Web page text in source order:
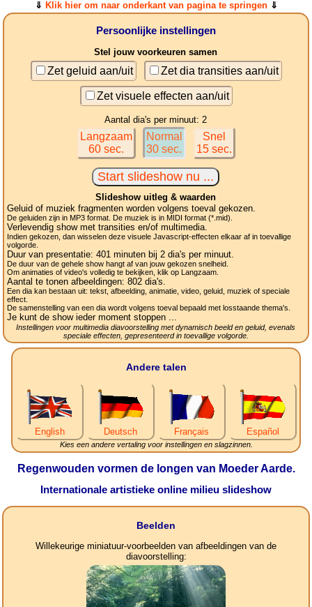
⇓ Klik hier om naar onderkant van pagina te springen⇓
Persoonlijke instellingen
Stel jouw voorkeuren samen
Zet geluid aan/uit Zet dia transities aan/uit
Zet visuele effecten aan/uit
Aantal dia's per minuut: 2
Langzaam
60 sec.
Normal
30 sec.
Snel
15 sec.
Slideshow uitleg & waarden
Geluid of muziek fragmenten worden volgens toeval gekozen.
De geluiden zijn in MP3 format. De muziek is in MIDI format (*.mid).
Verlevendig show met transities en/of multimedia.
Indien gekozen, dan wisselen deze visuele Javascript-effecten elkaar af in toevallige
volgorde.
Duur van presentatie: 401 minuten bij 2 dia's per minuut.
De duur van de gehele show hangt af van jouw gekozen snelheid.
Om animaties of video's volledig te bekijken, klik op Langzaam.
Aantal te tonen afbeeldingen: 802dia's.
Een dia kan bestaan uit: tekst, afbeelding, animatie, video, geluid, muziek of speciale
effect.
De samenstelling van een dia wordt volgens toeval bepaald met losstaande thema's.
Je kunt de show ieder moment stoppen ...
Instellingen voor multimedia diavoorstelling met dynamisch beeld en geluid, evenals
speciale effecten, gepresenteerd in toevallige volgorde.
Andere talen
English Deutsch Français Español
Kies een andere vertaling voor instellingen en slagzinnen.
Regenwouden vormen de longen van Moeder Aarde.
Internationale artistieke online milieu slideshow
Beelden
Willekeurige miniatuur-voorbeelden van afbeeldingen van de
diavoorstelling: